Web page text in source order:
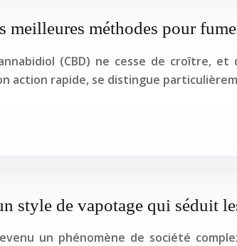
meilleures méthodes pour
(CBD) ne cesse de croître,
action rapide, se distingue
style de vapotage qui séduit
un phénomène de société